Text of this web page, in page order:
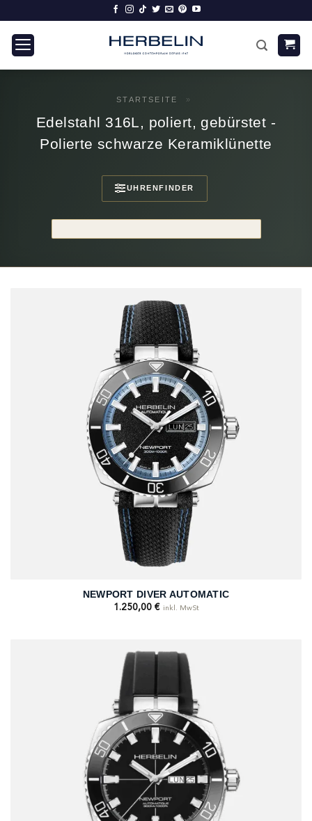
springen
STARTSEITE »
Edelstahl 316L, poliert, gebürstet -
Polierte schwarze Keramiklünette
UHRENFINDER
NEWPORT DIVER AUTOMATIC
1.250,00 € inkl. MwSt